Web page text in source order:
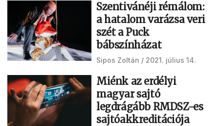
Szentivánéji rémálom:
a hatalom varázsa veri
szét a Puck
bábszínházat
Sipos Zoltán 2021. július 14.
Miénk az erdélyi
magyar sajtó
legdrágább RMDSZ-es
sajtóakkreditációja